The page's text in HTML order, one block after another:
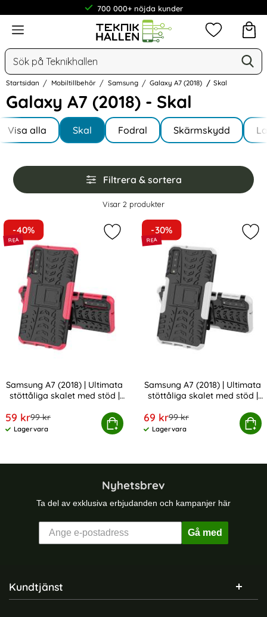
700 000+ nöjda kunder
Meny
Sök
Mina
Startsidan Mobiltillbehör Samsung Galaxy A7 (2018) Skal
Galaxy A7 (2018) - Skal
Hoppa
till
produkter
Underkategorier
Visa alla
I Galaxy A7 (2018)
Skal Fodral Skärmskydd
Hoppa
över
filtersektionen
Filtrera & sortera
Filtrera & sortera
Visar 2 produkter
produktlista
-40%
Samsung A7 (2018) | Ultimata
stöttåliga skalet med stöd |
rea pris
59 krtidigare pris
99 kr
Tillgänglighet:
Lagervara
Köp
A7 (2018) | Ultimata stöttåliga skalet med stöd | Rosa
Markera samsung A7 (2018) |
-30%
Samsung A7 (2018) | Ultimata
stöttåliga skalet med stöd |
rea pris
69 krtidigare pris
99 kr
Tillgänglighet:
Lagervara
Köp
Samsung A7 (2018) | Ultimata
Nyhetsbrev
Ta del av exklusiva erbjudanden och kampanjer här
Gå med
Sidfot Blandad info och länkar
Kundtjänst